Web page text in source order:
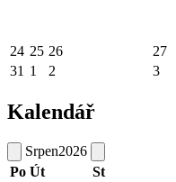
24 25 26 27
31 1 2 3
Kalendář
Srpen2026
Po Út St